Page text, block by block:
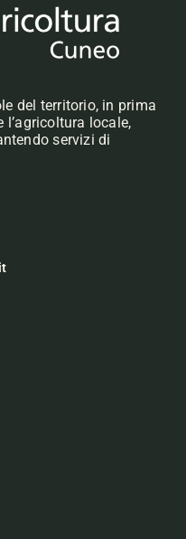
del territorio, in prima
l’agricoltura locale,
servizi di